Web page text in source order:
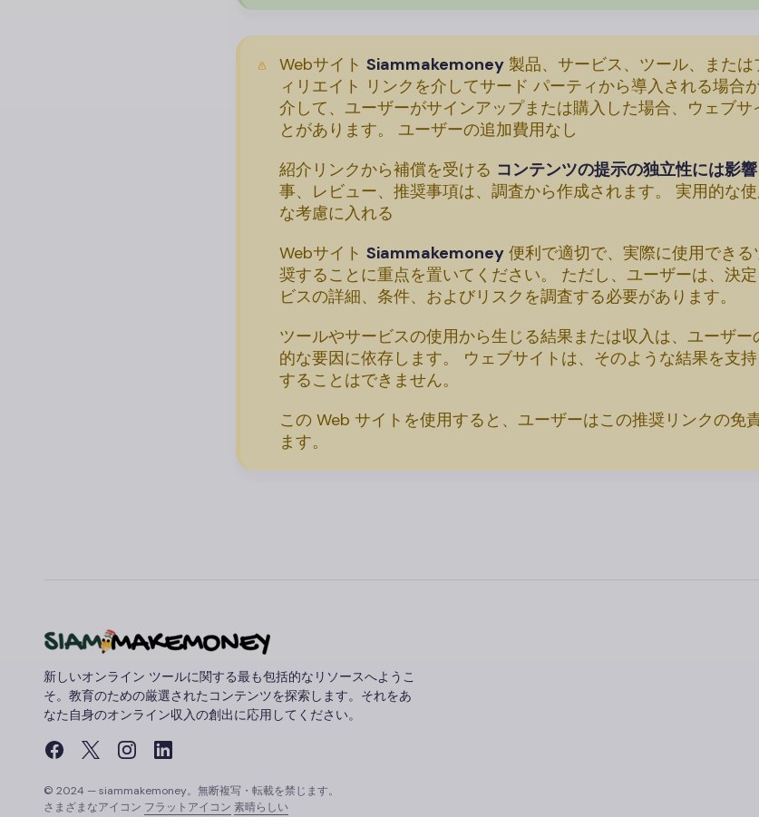
WebサイトSiammakemoney 製品、サービス、ツール、また
ィリエイト リンクを介してサード パーティから導入される場合
介して、ユーザーがサインアップまたは購入した場合、ウェブ
とがあります。 ユーザーの追加費用なし
紹介リンクから補償を受ける コンテンツの提示の独立性には影響
事、レビュー、推奨事項は、調査から作成されます。 実用的な
な考慮に入れる
WebサイトSiammakemoney 便利で適切で、実際に使用でき
奨することに重点を置いてください。 ただし、ユーザーは、決
ビスの詳細、条件、およびリスクを調査する必要があります。
ツールやサービスの使用から生じる結果または収入は、ユーザ
的な要因に依存します。 ウェブサイトは、そのような結果を支
することはできません。
この Web サイトを使用すると、ユーザーはこの推奨リンクの免
ます。
新しいオンライン ツールに関する最も包括的なリソースへようこ
そ。教育のための厳選されたコンテンツを探索します。それをあ
なた自身のオンライン収入の創出に応用してください。
© 2024 — siammakemoney。無断複写・転載を禁じます。
さまざまなアイコン フラットアイコン 素晴らしい